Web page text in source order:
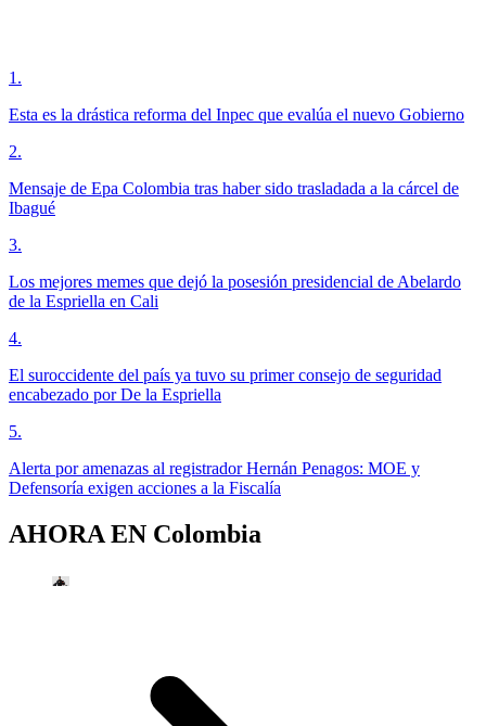
1 .
Esta es la drástica reforma del Inpec que evalúa el nuevo Gobierno
2.
Mensaje de Epa Colombia tras haber sido trasladada a la cárcel de
Ibagué
3.
Los mejores memes que dejó la posesión presidencial de Abelardo
de la Espriella en Cali
4.
El suroccidente del país ya tuvo su primer consejo de seguridad
encabezado por De la Espriella
5.
Alerta por amenazas al registrador Hernán Penagos: MOE y
Defensoría exigen acciones a la Fiscalía
AHORA EN Colombia